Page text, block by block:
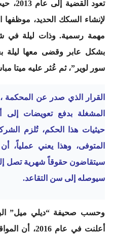
لإنشاء السكك الحديد،
بشكل عابر وقضى معها ليلة
سور لوير”، ثم عُثر عليه ميتا
القرار الذي صدر عن
المشغلة بدفع تعويضات إلى
حيثيات هذا الحكم، تُلزم
المتوفى، وهذا يعني عملياً،
سيوصله إلى سن التقاعد.
وحسب صحيفة “ديلي ميل”
أعلنت في عام